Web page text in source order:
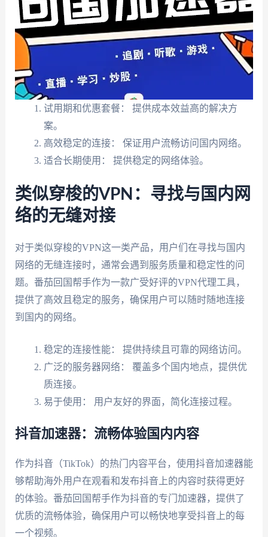
试用期和优惠套餐： 提供成本效益高的解决方
案。
高效稳定的连接： 保证用户流畅访问国内网络。
适合长期使用： 提供稳定的网络体验。
类似穿梭的VPN：寻找与国内网
络的无缝对接
对于类似穿梭的VPN这一类产品，用户们在寻找与国内
网络的无缝连接时，通常会遇到服务质量和稳定性的问
题。番茄回国帮手作为一款广受好评的VPN代理工具，
提供了高效且稳定的服务，确保用户可以随时随地连接
到国内的网络。
稳定的连接性能： 提供持续且可靠的网络访问。
广泛的服务器网络： 覆盖多个国内地点，提供优
质连接。
易于使用： 用户友好的界面，简化连接过程。
抖音加速器：流畅体验国内内容
作为抖音（TikTok）的热门内容平台，使用抖音加速器能
够帮助海外用户在观看和发布抖音上的内容时获得更好
的体验。番茄回国帮手作为抖音的专门加速器，提供了
优质的流畅体验，确保用户可以畅快地享受抖音上的每
一个视频。